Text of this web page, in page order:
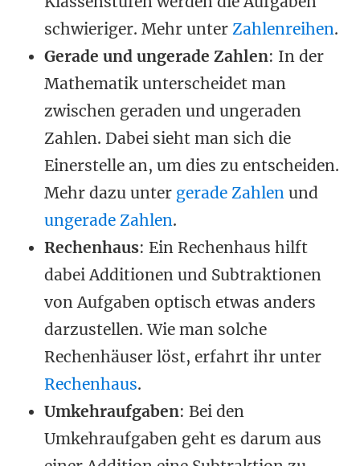
schwieriger. Mehr unter Zahlenreihen.
Gerade und ungerade Zahlen: In der
Mathematik unterscheidet man
zwischen geraden und ungeraden
Zahlen. Dabei sieht man sich die
Einerstelle an, um dies zu entscheiden.
Mehr dazu unter gerade Zahlen und
ungerade Zahlen.
Rechenhaus: Ein Rechenhaus hilft
dabei Additionen und Subtraktionen
von Aufgaben optisch etwas anders
darzustellen. Wie man solche
Rechenhäuser löst, erfahrt ihr unter
Rechenhaus.
Umkehraufgaben: Bei den
Umkehraufgaben geht es darum aus